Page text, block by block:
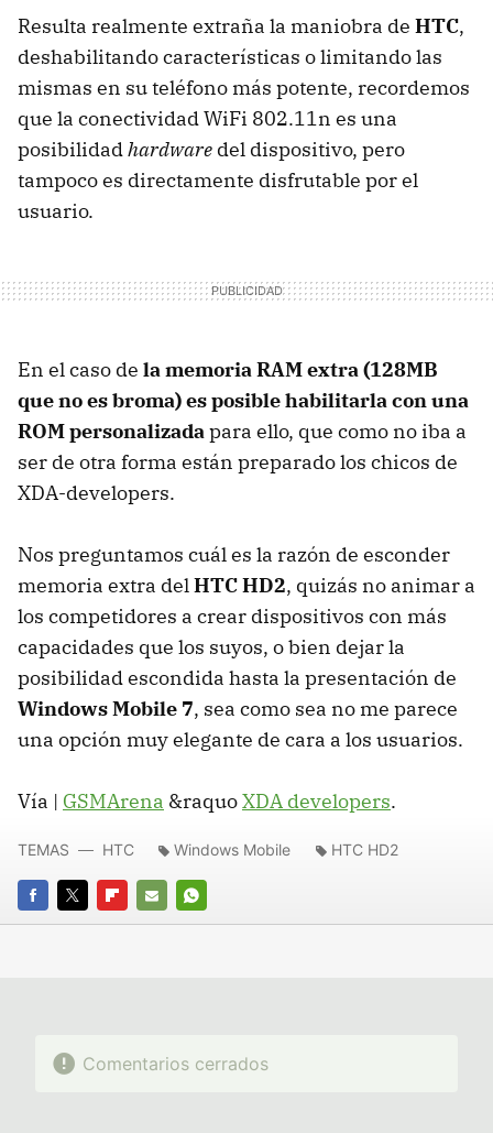
Resulta realmente extraña la maniobra de HTC,
deshabilitando características o limitando las
mismas en su teléfono más potente, recordemos
que la conectividad WiFi 802.11n es una
posibilidadhardware del dispositivo, pero
tampoco es directamente disfrutable por el
usuario.
En el caso de la memoria RAM extra (128MB
que no es broma) es posible habilitarla con una
ROM personalizadapara ello, que como no iba a
ser de otra forma están preparado los chicos de
XDA-developers.
Nos preguntamos cuál es la razón de esconder
memoria extra delHTC HD2, quizás no animar a
los competidores a crear dispositivos con más
capacidades que los suyos, o bien dejar la
posibilidad escondida hasta la presentación de
Windows Mobile 7, sea como sea no me parece
una opción muy elegante de cara a los usuarios.
Vía | GSMArena &raquoXDA developers.
FACEBOOK
TWITTERFLIPBOARD
E-
WHATSAPP
TEMAS HTC Windows Mobile HTC HD2
Comentarios cerrados